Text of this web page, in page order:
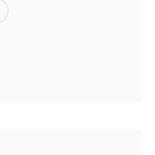
полистирол (HIPS).
новичков и
листов HIPS,